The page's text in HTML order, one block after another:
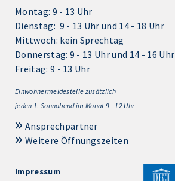
Montag: 9 - 13 Uhr
Dienstag: 9 - 13 Uhr und 14 - 18 Uhr
Mittwoch: kein Sprechtag
Donnerstag: 9 - 13 Uhr und 14 - 16 Uhr
Freitag: 9 - 13 Uhr
Einwohnermeldestelle zusätzlich
jeden 1. Sonnabend im Monat 9 - 12 Uhr
Ansprechpartner
Weitere Öffnungszeiten
Impressum